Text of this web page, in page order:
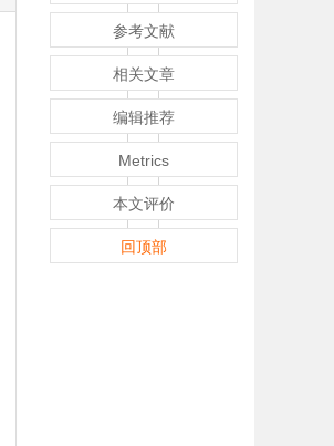
参考文献
相关文章
编辑推荐
Metrics
本文评价
回顶部